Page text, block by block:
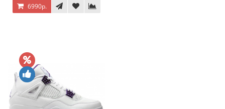
6990р.